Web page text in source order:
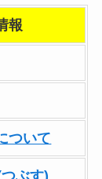
報
ついて
ぶす)